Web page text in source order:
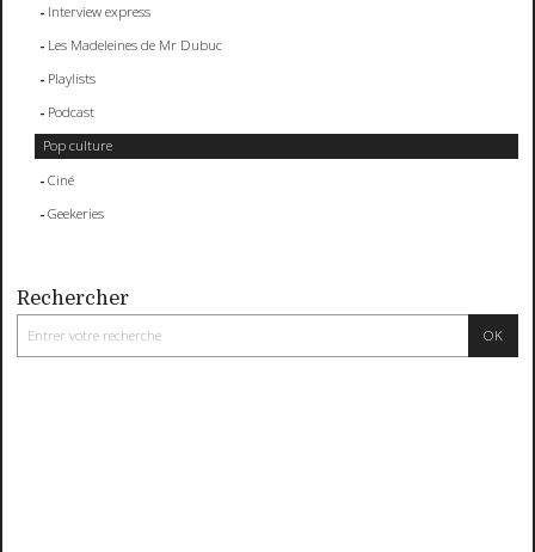
Interview express
Les Madeleines de Mr Dubuc
Playlists
Podcast
Pop culture
Ciné
Geekeries
Rechercher